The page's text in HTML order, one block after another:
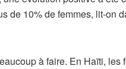
de 10% de femmes, lit-on
à faire. En Haïti,